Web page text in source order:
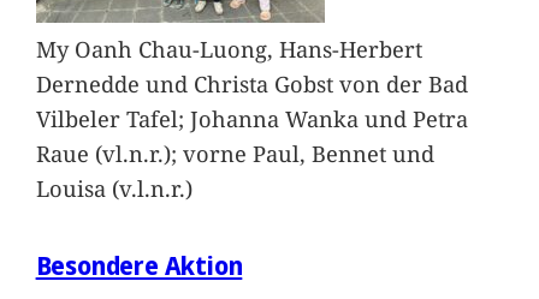
My Oanh Chau-Luong, Hans-Herbert
Dernedde und Christa Gobst von der Bad
Vilbeler Tafel; Johanna Wanka und Petra
Raue (vl.n.r.); vorne Paul, Bennet und
Louisa (v.l.n.r.)
Besondere Aktion